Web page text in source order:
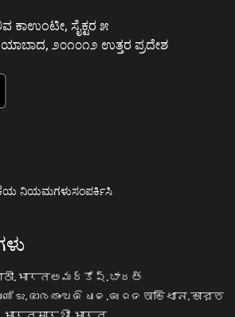
ಸೈಕ್ಟರ ೫
೨೦೧೦೧೨ ಉತ್ತರ ಪ್ರದೇಶ
ನಿಯಮಗಳುಸಂಪರ್ಕಿಸಿ
అమర్కోష్.భారత్
ଅଭିଧାନ.ଭାରତ অভিধান.ভারত